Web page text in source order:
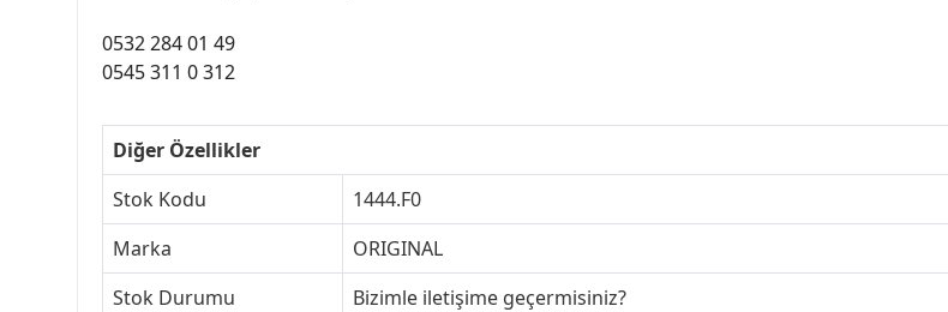
0532 284 01 49
0545 311 0 312
Diğer Özellikler
Stok Kodu
1444.F0
Marka
ORIGINAL
Stok Durumu
Bizimle iletişime geçermisiniz?